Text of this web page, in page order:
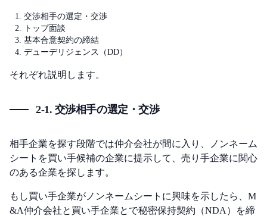
交渉相手の選定・交渉
トップ面談
基本合意契約の締結
デューデリジェンス（DD）
それぞれ説明します。
2-1. 交渉相手の選定・交渉
相手企業を探す段階では仲介会社が間に入り、ノンネーム
シートを買い手候補の企業に提示して、売り手企業に関心
のある企業を探します。
もし買い手企業がノンネームシートに興味を示したら、M
&A仲介会社と買い手企業とで秘密保持契約（NDA）を締